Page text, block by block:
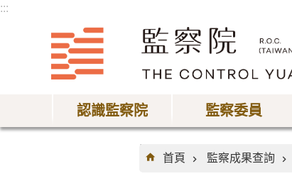
:::
認識監察院 監察委員
:::
首頁
監察成果查詢